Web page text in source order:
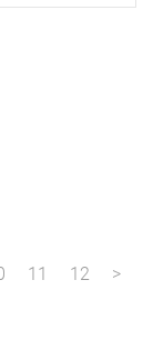
11 12